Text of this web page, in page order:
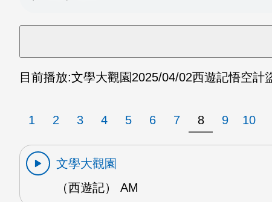
目前播放:文學大觀園2025/04/02西遊記悟空計
1 2 3 4 5 6 7 8 9 10
文學大觀園
（西遊記） AM